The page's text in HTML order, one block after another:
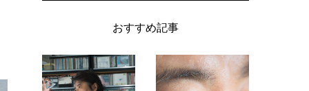
おすすめ記事